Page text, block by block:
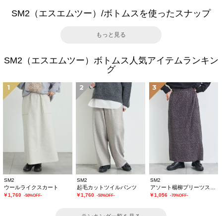
SM2（エスエムツー）/ボトムスを使ったスナップ
もっと見る
SM2（エスエムツー）ボトムス人気アイテムランキン
グ
1
SM2
ウールライクスカート
￥1,760 -50%OFF-
2
SM2
起毛カットツイルパンツ
￥1,760 -50%OFF-
3
SM2
￥1,056 -70%OFF-